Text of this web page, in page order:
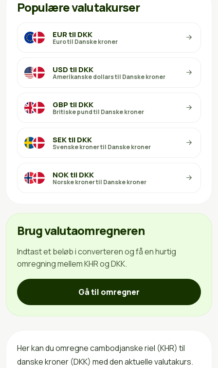
Populære valutakurser
EUR til DKK
Euro til Danske kroner
USD til DKK
Amerikanske dollars til Danske kroner
GBP til DKK
Britiske pund til Danske kroner
SEK til DKK
Svenske kroner til Danske kroner
NOK til DKK
Norske kroner til Danske kroner
Brug valutaomregneren
Indtast et beløb i converteren og få en hurtig
omregning mellem KHR og DKK.
Gå til omregner
Her kan du omregne cambodjanske riel (KHR) til
danske kroner (DKK) med den aktuelle valutakurs.